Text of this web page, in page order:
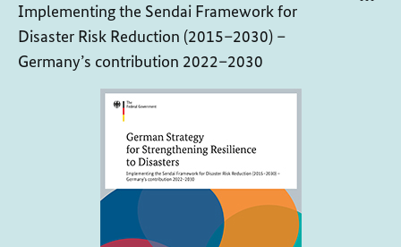
Implementing the Sendai Framework for
Disaster Risk Reduction (2015–2030) –
Germany’s contribution 2022–2030